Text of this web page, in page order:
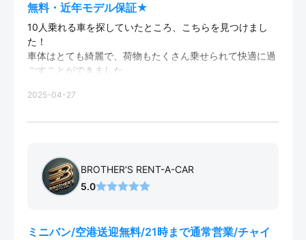
無料・近年モデル保証★
10人乗れる車を探していたところ、こちらを見つけまし
た！
車体はとても綺麗で、荷物もたくさん乗せられて快適に過
ごすことができました。
ウェルカムドリンクのサービスも嬉しかったです。
2025-04-27
BROTHER'S RENT-A-CAR
5.0
ミニバン/空港送迎無料/21時まで通常営業/チャイ